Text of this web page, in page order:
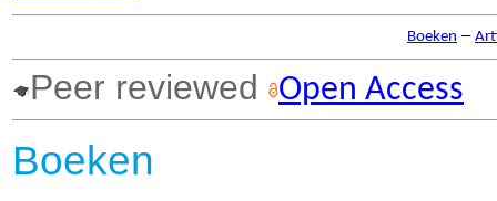
Boeken –
Peer reviewed Open Access
Boeken